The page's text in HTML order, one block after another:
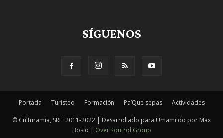
SÍGUENOS
Portada Turisteo Formación Pa’Que sepas Actividades
© Culturamia, SRL. 2011-2022 | Desarrollado para Umami.do por Max
Bosio | Over Kontrol Group